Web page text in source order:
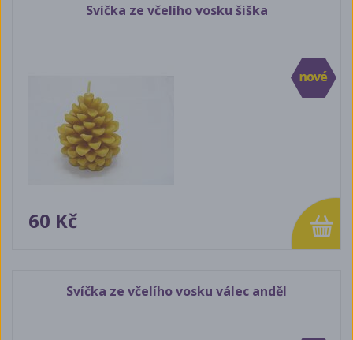
Svíčka ze včelího vosku šiška
60 Kč
Svíčka ze včelího vosku válec anděl